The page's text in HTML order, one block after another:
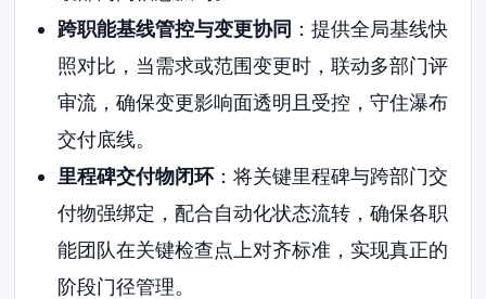
跨职能基线管控与变更协同 ：提供全局基线快
照对比，当需求或范围变更时，联动多部门评
审流，确保变更影响面透明且受控，守住瀑布
交付底线。
里程碑交付物闭环：将关键里程碑与跨部门交
付物强绑定，配合自动化状态流转，确保各职
能团队在关键检查点上对齐标准，实现真正的
阶段门径管理。